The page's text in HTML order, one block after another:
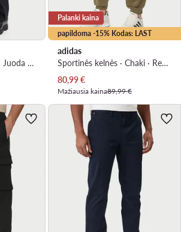
Cargo stiliaus kelnės · Juoda · Regular Fit
papildoma -15% Kodas: LAST
Palanki kaina
adidas
Sportinės kelnės · Chaki · Regular Fit
Dabartinė kaina
80,99€
Mažiausia kaina89,99 €